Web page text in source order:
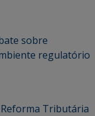
sobre
regulatório
Tributária